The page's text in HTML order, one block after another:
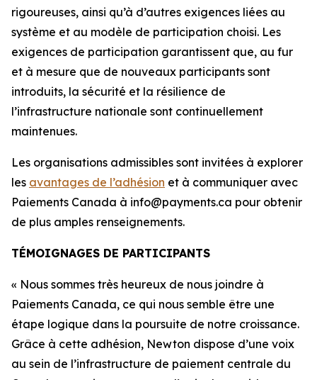
rigoureuses, ainsi qu’à d’autres exigences liées au
système et au modèle de participation choisi. Les
exigences de participation garantissent que, au fur
et à mesure que de nouveaux participants sont
introduits, la sécurité et la résilience de
l’infrastructure nationale sont continuellement
maintenues.
Les organisations admissibles sont invitées à explorer
les avantages de l’adhésion et à communiquer avec
Paiements Canada à info@payments.ca pour obtenir
de plus amples renseignements.
TÉMOIGNAGES DE PARTICIPANTS
« Nous sommes très heureux de nous joindre à
Paiements Canada, ce qui nous semble être une
étape logique dans la poursuite de notre croissance.
Grâce à cette adhésion, Newton dispose d’une voix
au sein de l’infrastructure de paiement centrale du